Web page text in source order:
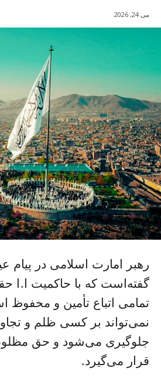
می 24, 2026
رهبر امارت اسلامی در پیام
گفته‌است که با حاکمیت ا.ا
تمامی اتباع تأمین و
نمی‌تواند بر کسی ظلم و
جلوگیری می‌شود و حق
قرار می‌گیرد.